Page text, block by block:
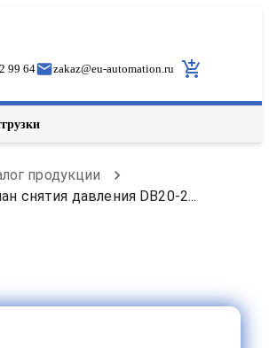
99 64 zakaz@eu-automation.ru
продукции
снятия давления DB20-2...